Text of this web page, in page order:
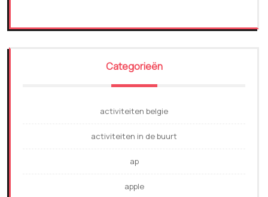
Categorieën
activiteiten belgie
activiteiten in de buurt
ap
apple